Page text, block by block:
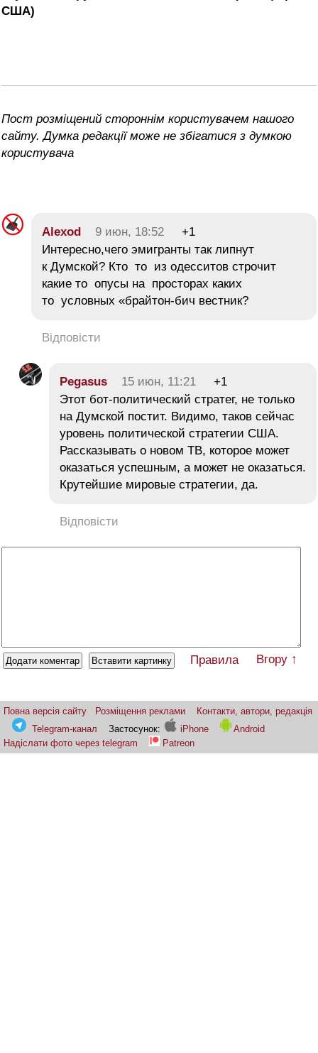
США)
Пост розміщений стороннім користувачем нашого
сайту. Думка редакції може не збігатися з думкою
користувача
Alexod 9 июн, 18:52
+1
Интересно,чего эмигранты так липнут
к Думской? Кто то из одесситов строчит
какие то опусы на просторах каких
то условных «брайтон-бич вестник?
Відповісти
Pegasus 15 июн, 11:21
+1
Этот бот-политический стратег, не только
на Думской постит. Видимо, таков сейчас
уровень политической стратегии США.
Рассказывать о новом ТВ, которое может
оказаться успешным, а может не оказаться.
Крутейшие мировые стратегии, да.
Відповісти
Правила Вгору ↑
Повна версія сайту Розміщення реклами
Контакти, автори, редакція
Telegram-канал
Застосунок: iPhone
Android
Надіслати фото через telegram
Patreon